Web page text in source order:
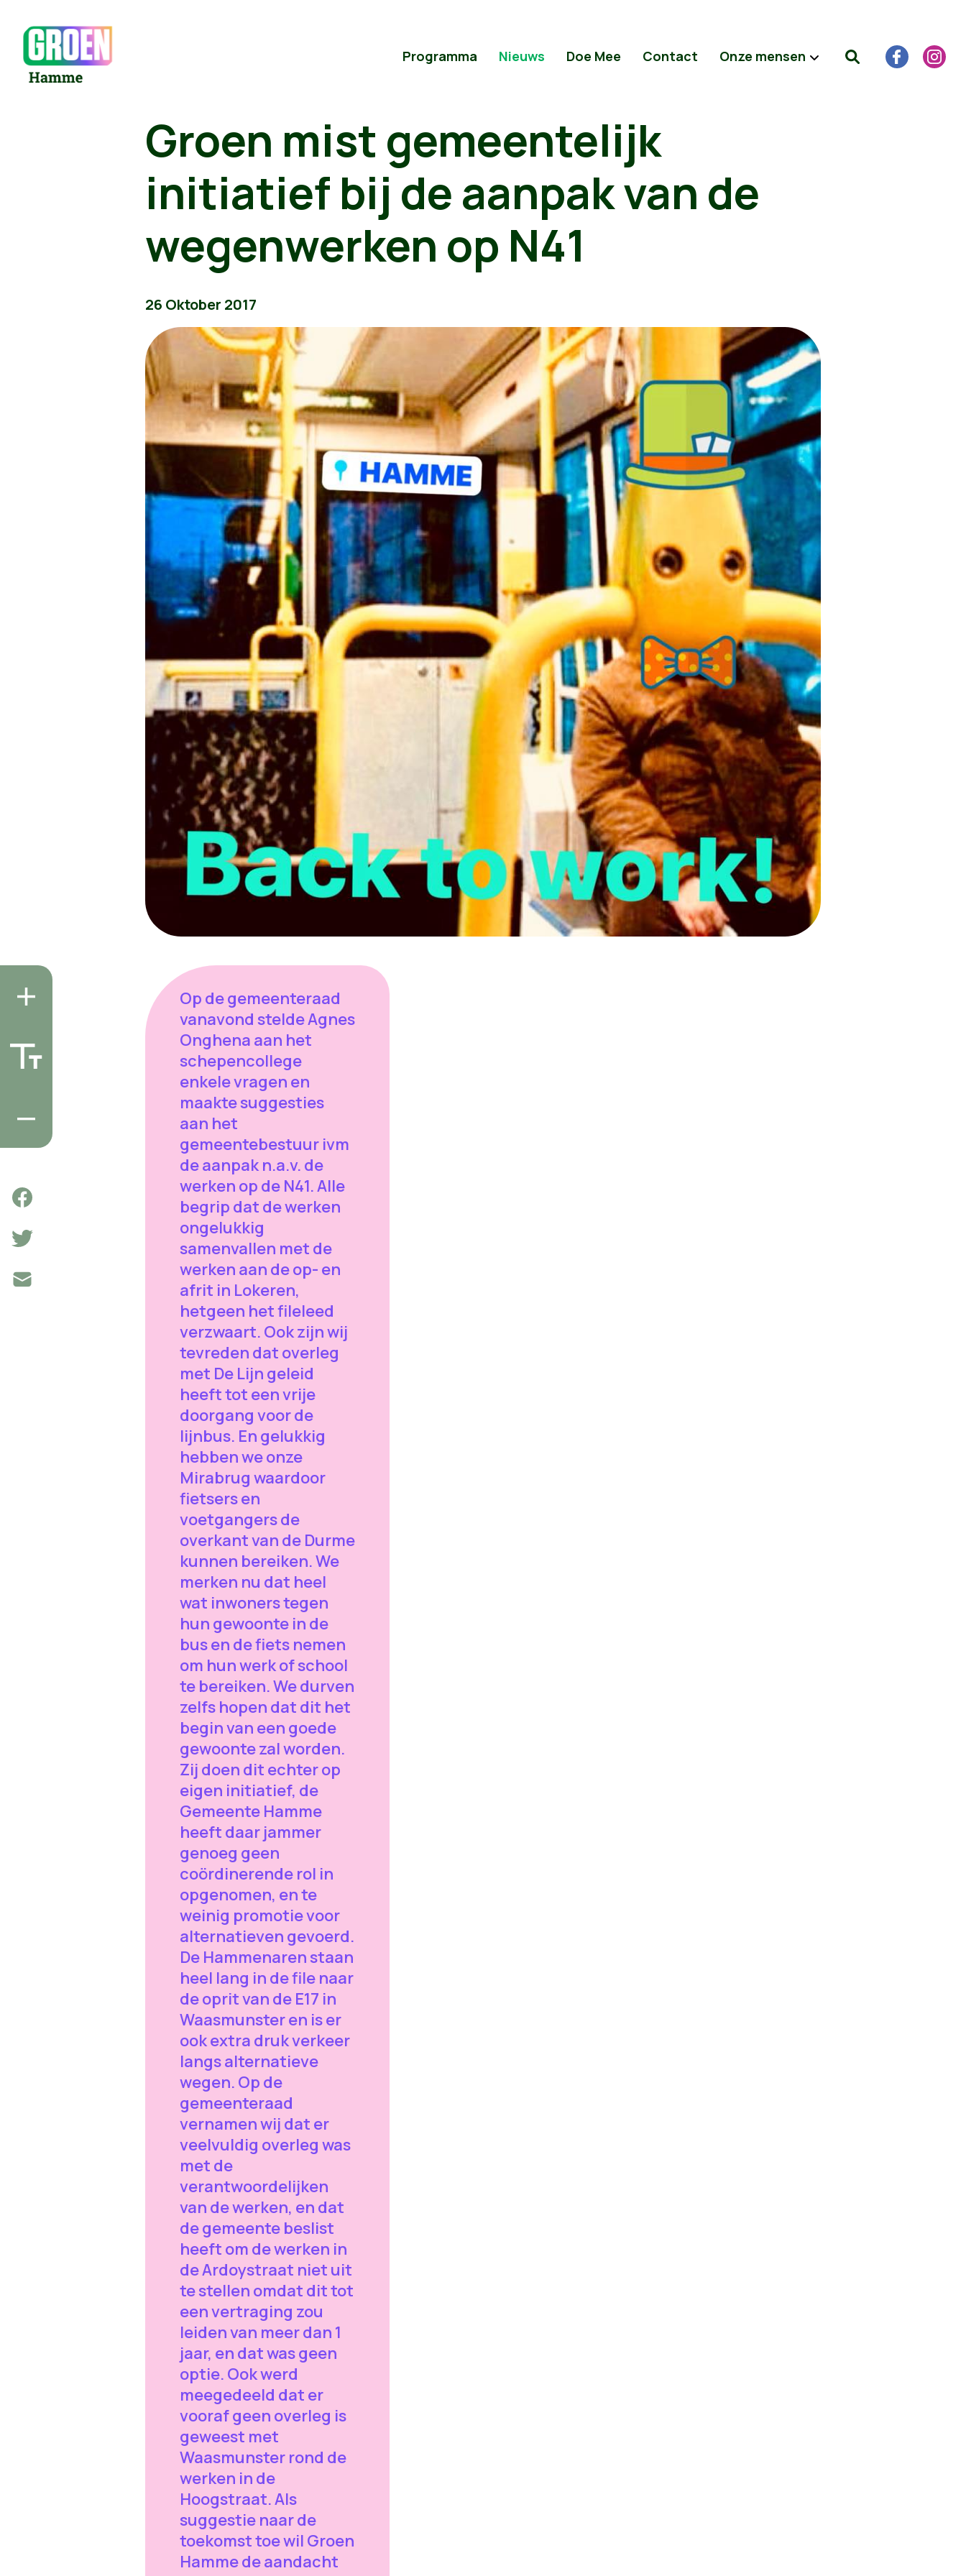
Programma Nieuws Doe Mee Contact Onze mensen
Groen mist gemeentelijk
initiatief bij de aanpak van de
wegenwerken op N41
26 Oktober 2017
Op de gemeenteraad
vanavond stelde Agnes
Onghena aan het
schepencollege
enkele vragen en
maakte suggesties
aan het
gemeentebestuur ivm
de aanpak n.a.v. de
werken op de N41. Alle
begrip dat de werken
ongelukkig
samenvallen met de
werken aan de op- en
afrit in Lokeren,
hetgeen het fileleed
verzwaart. Ook zijn wij
tevreden dat overleg
met De Lijn geleid
heeft tot een vrije
doorgang voor de
lijnbus. En gelukkig
hebben we onze
Mirabrug waardoor
fietsers en
voetgangers de
overkant van de Durme
kunnen bereiken. We
merken nu dat heel
wat inwoners tegen
hun gewoonte in de
bus en de fiets nemen
om hun werk of school
te bereiken. We durven
zelfs hopen dat dit het
begin van een goede
gewoonte zal worden.
Zij doen dit echter op
eigen initiatief, de
Gemeente Hamme
heeft daar jammer
genoeg geen
coördinerende rol in
opgenomen, en te
weinig promotie voor
alternatieven gevoerd.
De Hammenaren staan
heel lang in de file naar
de oprit van de E17 in
Waasmunster en is er
ook extra druk verkeer
langs alternatieve
wegen. Op de
gemeenteraad
vernamen wij dat er
veelvuldig overleg was
met de
verantwoordelijken
van de werken, en dat
de gemeente beslist
heeft om de werken in
de Ardoystraat niet uit
te stellen omdat dit tot
een vertraging zou
leiden van meer dan 1
jaar, en dat was geen
optie. Ook werd
meegedeeld dat er
vooraf geen overleg is
geweest met
Waasmunster rond de
werken in de
Hoogstraat. Als
suggestie naar de
toekomst toe wil Groen
Hamme de aandacht